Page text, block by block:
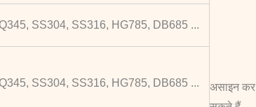
असाइन कर
SS304, SS316, HG785, DB685 ...
SS304, SS316, HG785, DB685 ...